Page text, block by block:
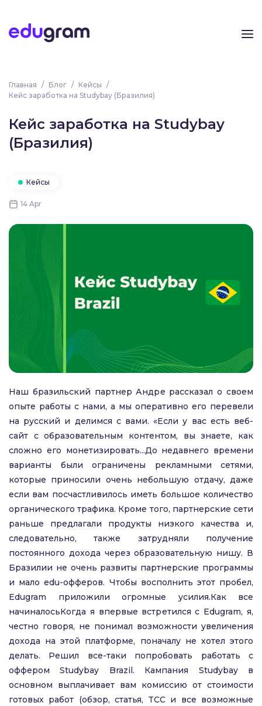
Главная / Блог / Кейсы /
Кейс заработка на Studybay (Бразилия)
Кейс заработка на Studybay
(Бразилия)
Кейсы
14 Apr
Наш бразильский партнер Андре рассказал о своем
опыте работы с нами, а мы оперативно его перевели
на русский и делимся с вами. «Если у вас есть веб-
сайт с образовательным контентом, вы знаете, как
сложно его монетизировать...До недавнего времени
варианты были ограничены рекламными сетями,
которые приносили очень небольшую отдачу, даже
если вам посчастливилось иметь большое количество
органического трафика. Кроме того, партнерские сети
раньше предлагали продукты низкого качества и,
следовательно, также затрудняли получение
постоянного дохода через образовательную нишу. В
Бразилии не очень развиты партнерские программы
и мало edu-офферов. Чтобы восполнить этот пробел,
Edugram приложили огромные усилия.Как все
начиналосьКогда я впервые встретился с Edugram, я,
честно говоря, не понимал возможности увеличения
дохода на этой платформе, поначалу не хотел этого
делать. Решил все-таки попробовать работать с
оффером Studybay Brazil. Кампания Studybay в
основном выплачивает вам комиссию от стоимости
готовых работ (обзор, статья, TCC и все возможные